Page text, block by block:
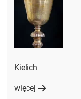
Kielich
więcej